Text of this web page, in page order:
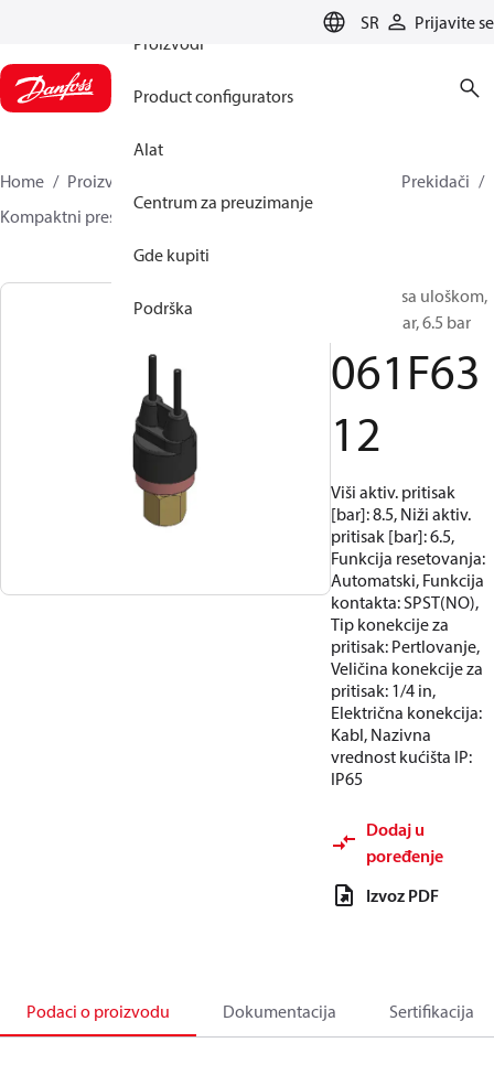
SR
Prijavite se
Proizvodi
Product configurators
Alat
Centrum za preuzimanje
Gde kupiti
Podrška
Home Proizvodi
Prekidači
Kompaktni presostati
ACB / CCB 061F6312
Presostat sa uloškom,
ACB, 8.5 bar, 6.5 bar
061F63
12
Viši aktiv. pritisak
[bar]: 8.5, Niži aktiv.
pritisak [bar]: 6.5,
Funkcija resetovanja:
Automatski, Funkcija
kontakta: SPST(NO),
Tip konekcije za
pritisak: Pertlovanje,
Veličina konekcije za
pritisak: 1/4 in,
Električna konekcija:
Kabl, Nazivna
vrednost kućišta IP:
IP65
Dodaj u
poređenje
Izvoz PDF
Podaci o proizvodu Dokumentacija Sertifikacija